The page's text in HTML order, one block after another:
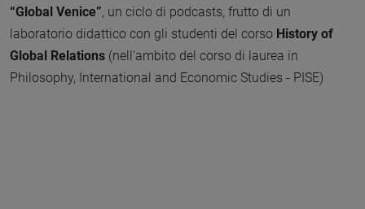
“Global Venice”, un ciclo di podcasts, frutto di un
laboratorio didattico con gli studenti del corso History of
Global Relations (nell'ambito del corso di laurea in
Philosophy, International and Economic Studies - PISE)